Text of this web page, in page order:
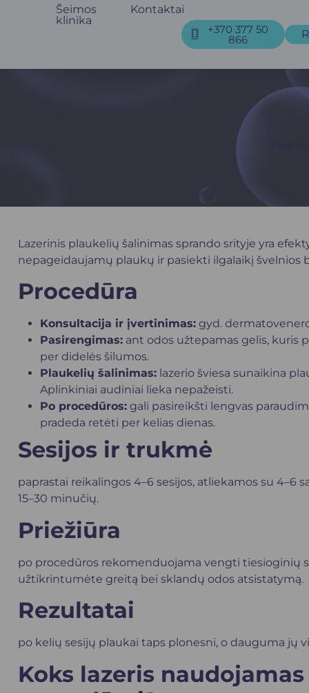
Šeimos
klinika
Kontaktai
+370 377 50
866
Lazerinis plaukelių šalinimas sprando srityje yra
nepageidaujamų plaukų ir pasiekti ilgalaikį švelnios
Procedūra
Konsultacija ir įvertinimas: gyd.
Pasirengimas: ant odos užtepamas gelis, kuris
per didelės šilumos.
Plaukelių šalinimas: lazerio šviesa sunaikina
Aplinkiniai audiniai lieka nepažeisti.
Po procedūros: gali pasireikšti lengvas
pradeda retėti per kelias dienas.
Sesijos ir trukmė
paprastai reikalingos 4–6 sesijos, atliekamos su
15–30 minučių.
Priežiūra
po procedūros rekomenduojama vengti tiesioginių
užtikrintumėte greitą bei sklandų odos atsistatymą.
Rezultatai
po kelių sesijų plaukai taps plonesni, o dauguma jų
Koks lazeris